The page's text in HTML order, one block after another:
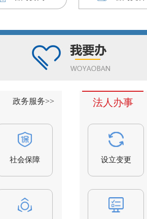
政务服务>>
社会保障 医疗卫生
法人办事
设立变更